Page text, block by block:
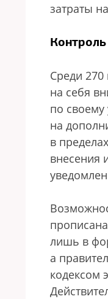
затраты
Среди
на себя
по
на
в
внесения
лишь в
а
кодексом